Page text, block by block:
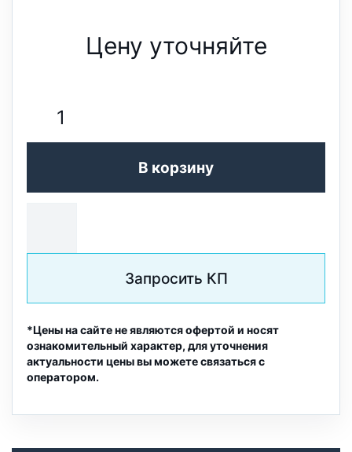
Цену уточняйте
В корзину
Запросить КП
*Цены на сайте не являются офертой и носят
ознакомительный характер, для уточнения
актуальности цены вы можете связаться с
оператором.